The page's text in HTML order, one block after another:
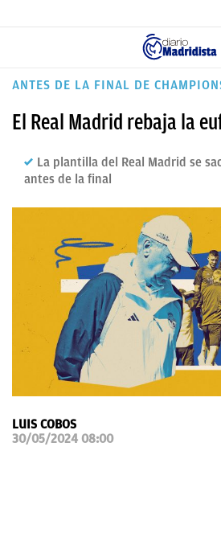
ÚLTIMAS
MADRID
FICHAJES
DIRECTO
FEMENINO
PAPARAZZI
OKDIARIO
ANTES DE LA FINAL DE
El Real Madrid rebaja la
La plantilla del Real Madrid se
antes de la final
LUIS COBOS
30/05/2024 08:00